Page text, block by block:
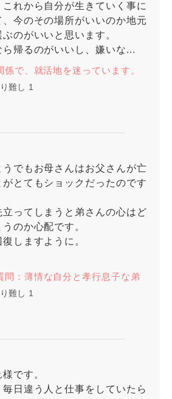
これから自分が生きていく事に
今のその場所がいいのか地元
のがいいと思います。
帰るのがいいし、嫌いな...
係で、就活地を迷っています。
難し 1
でもお母さんはお父さんが亡
がとてもショックだったのです
立ってしまうと弟さんの心はど
のか心配です。
しますように。
問：薄情な自分と孝行息子な弟
難し 1
です。
日違う人と仕事をしていたら